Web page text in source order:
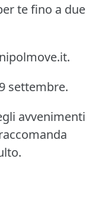
te fino a due
settembre.
avvenimenti